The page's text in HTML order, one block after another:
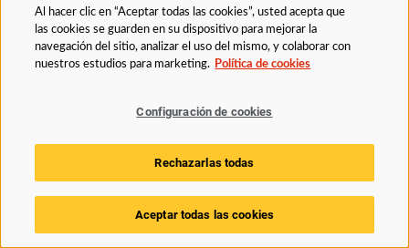
Acerca de nosotros
Politica de cookies
Configuración de cookies
Al hacer clic en “Aceptar todas las cookies”, usted acepta que
las cookies se guarden en su dispositivo para mejorar la
navegación del sitio, analizar el uso del mismo, y colaborar con
nuestros estudios para marketing. Política de cookies
Configuración de cookies
Rechazarlas todas
Aceptar todas las cookies